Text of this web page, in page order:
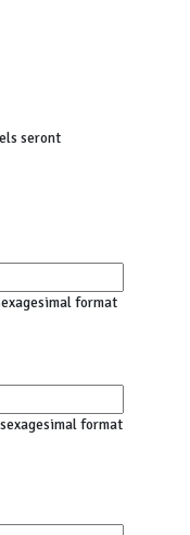
seront
format
format